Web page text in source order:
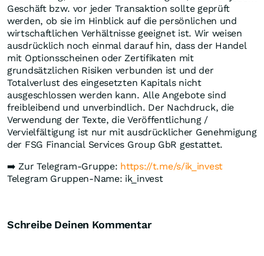
Geschäft bzw. vor jeder Transaktion sollte geprüft
werden, ob sie im Hinblick auf die persönlichen und
wirtschaftlichen Verhältnisse geeignet ist. Wir weisen
ausdrücklich noch einmal darauf hin, dass der Handel
mit Optionsscheinen oder Zertifikaten mit
grundsätzlichen Risiken verbunden ist und der
Totalverlust des eingesetzten Kapitals nicht
ausgeschlossen werden kann. Alle Angebote sind
freibleibend und unverbindlich. Der Nachdruck, die
Verwendung der Texte, die Veröffentlichung /
Vervielfältigung ist nur mit ausdrücklicher Genehmigung
der FSG Financial Services Group GbR gestattet.
➡️ Zur Telegram-Gruppe: https://t.me/s/ik_invest
Telegram Gruppen-Name: ik_invest
Schreibe Deinen Kommentar